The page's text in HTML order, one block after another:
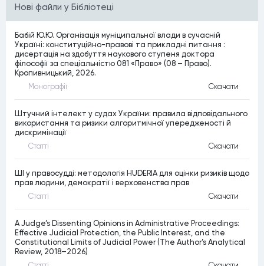
Нові файли у Бібліотеці
Бабій Ю.Ю. Організація муніципальної влади в сучасній
Україні: конституційно-правові та прикладні питання :
дисертація на здобуття наукового ступеня доктора
філософії за спеціальністю 081 «Право» (08 – Право).
Кропивницький, 2026.
Монографiї Скачати
Штучний інтелект у судах України: правила відповідального
використання та ризики алгоритмічної упередженості й
дискримінації
Статтi Скачати
ШІ у правосудді: методологія HUDERIA для оцінки ризиків щодо
прав людини, демократії і верховенства прав
Статтi Скачати
A Judge’s Dissenting Opinions in Administrative Proceedings:
Effective Judicial Protection, the Public Interest, and the
Constitutional Limits of Judicial Power (The Author’s Analytical
Review, 2018–2026)